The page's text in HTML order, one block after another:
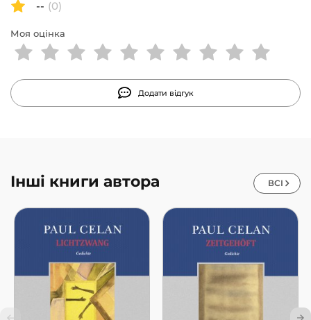
-- (0)
Моя оцінка
Додати відгук
Інші книги автора ВСІ